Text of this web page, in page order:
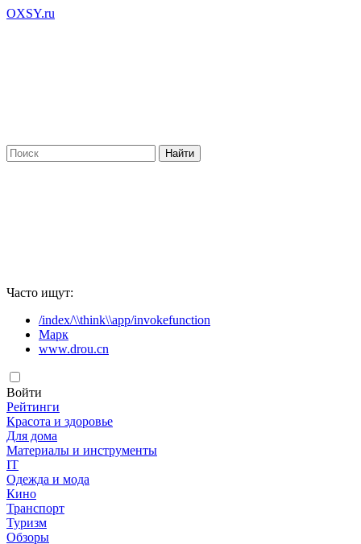
OXSY.ru
Часто ищут:
/index/\\think\\app/invokefunction
Марк
www.drou.cn
Войти
Рейтинги
Красота и здоровье
Для дома
Материалы и инструменты
IT
Одежда и мода
Кино
Транспорт
Туризм
Обзоры